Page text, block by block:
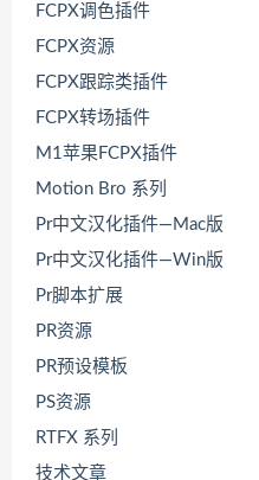
FCPX调色插件
FCPX资源
FCPX跟踪类插件
FCPX转场插件
M1苹果FCPX插件
Motion Bro 系列
Pr中文汉化插件—Mac版
Pr中文汉化插件—Win版
Pr脚本扩展
PR资源
PR预设模板
PS资源
RTFX 系列
技术文章